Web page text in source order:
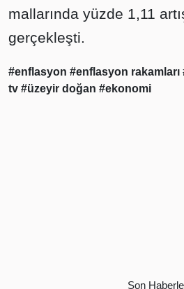
mallarında yüzde 1,11
gerçekleşti.
#enflasyon #enflasyon rakamları
tv #üzeyir doğan #ekonomi
Son